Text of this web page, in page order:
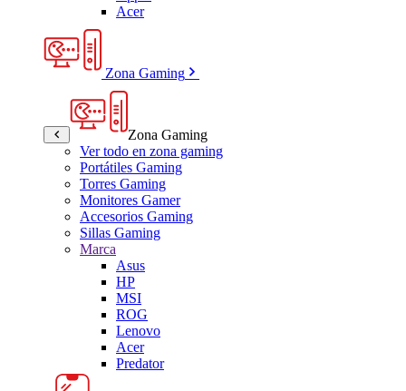
Acer
Zona Gaming
Zona Gaming
Ver todo en zona gaming
Portátiles Gaming
Torres Gaming
Monitores Gamer
Accesorios Gaming
Sillas Gaming
Marca
Asus
HP
MSI
ROG
Lenovo
Acer
Predator